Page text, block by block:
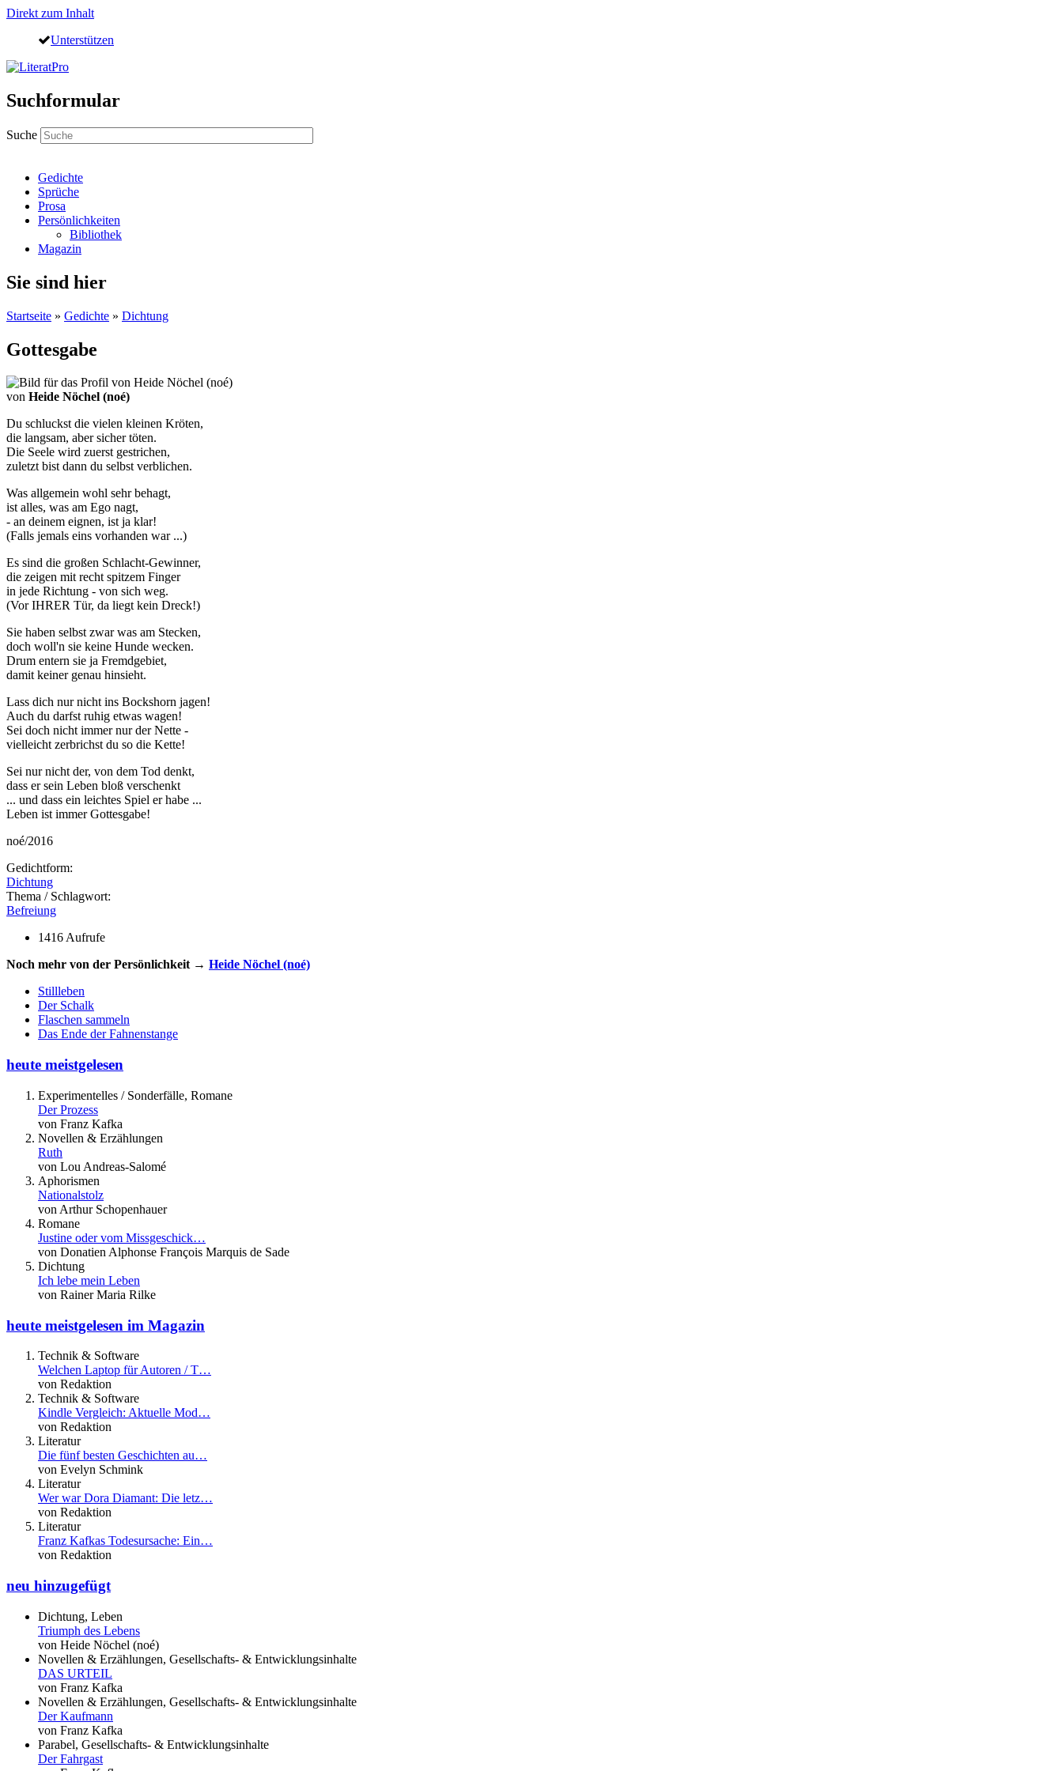
Direkt zum Inhalt
Unterstützen
Suchformular
Suche
Gedichte
Sprüche
Prosa
Persönlichkeiten
Bibliothek
Magazin
Sie sind hier
Startseite » Gedichte » Dichtung
Gottesgabe
von Heide Nöchel (noé)
Du schluckst die vielen kleinen Kröten,
die langsam, aber sicher töten.
Die Seele wird zuerst gestrichen,
zuletzt bist dann du selbst verblichen.
Was allgemein wohl sehr behagt,
ist alles, was am Ego nagt,
- an deinem eignen, ist ja klar!
(Falls jemals eins vorhanden war ...)
Es sind die großen Schlacht-Gewinner,
die zeigen mit recht spitzem Finger
in jede Richtung - von sich weg.
(Vor IHRER Tür, da liegt kein Dreck!)
Sie haben selbst zwar was am Stecken,
doch woll'n sie keine Hunde wecken.
Drum entern sie ja Fremdgebiet,
damit keiner genau hinsieht.
Lass dich nur nicht ins Bockshorn jagen!
Auch du darfst ruhig etwas wagen!
Sei doch nicht immer nur der Nette -
vielleicht zerbrichst du so die Kette!
Sei nur nicht der, von dem Tod denkt,
dass er sein Leben bloß verschenkt
... und dass ein leichtes Spiel er habe ...
Leben ist immer Gottesgabe!
noé/2016
Gedichtform:
Dichtung
Thema / Schlagwort:
Befreiung
1416 Aufrufe
Noch mehr von der Persönlichkeit → Heide Nöchel (noé)
Stillleben
Der Schalk
Flaschen sammeln
Das Ende der Fahnenstange
heute meistgelesen
Experimentelles / Sonderfälle, Romane
Der Prozess
von Franz Kafka
Novellen & Erzählungen
Ruth
von Lou Andreas-Salomé
Aphorismen
Nationalstolz
von Arthur Schopenhauer
Romane
Justine oder vom Missgeschick…
von Donatien Alphonse François Marquis de Sade
Dichtung
Ich lebe mein Leben
von Rainer Maria Rilke
heute meistgelesen im Magazin
Technik & Software
Welchen Laptop für Autoren / T…
von Redaktion
Technik & Software
Kindle Vergleich: Aktuelle Mod…
von Redaktion
Literatur
Die fünf besten Geschichten au…
von Evelyn Schmink
Literatur
Wer war Dora Diamant: Die letz…
von Redaktion
Literatur
Franz Kafkas Todesursache: Ein…
von Redaktion
neu hinzugefügt
Dichtung, Leben
Triumph des Lebens
von Heide Nöchel (noé)
Novellen & Erzählungen, Gesellschafts- & Entwicklungsinhalte
DAS URTEIL
von Franz Kafka
Novellen & Erzählungen, Gesellschafts- & Entwicklungsinhalte
Der Kaufmann
von Franz Kafka
Parabel, Gesellschafts- & Entwicklungsinhalte
Der Fahrgast